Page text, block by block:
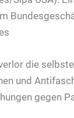
die
und
gegen